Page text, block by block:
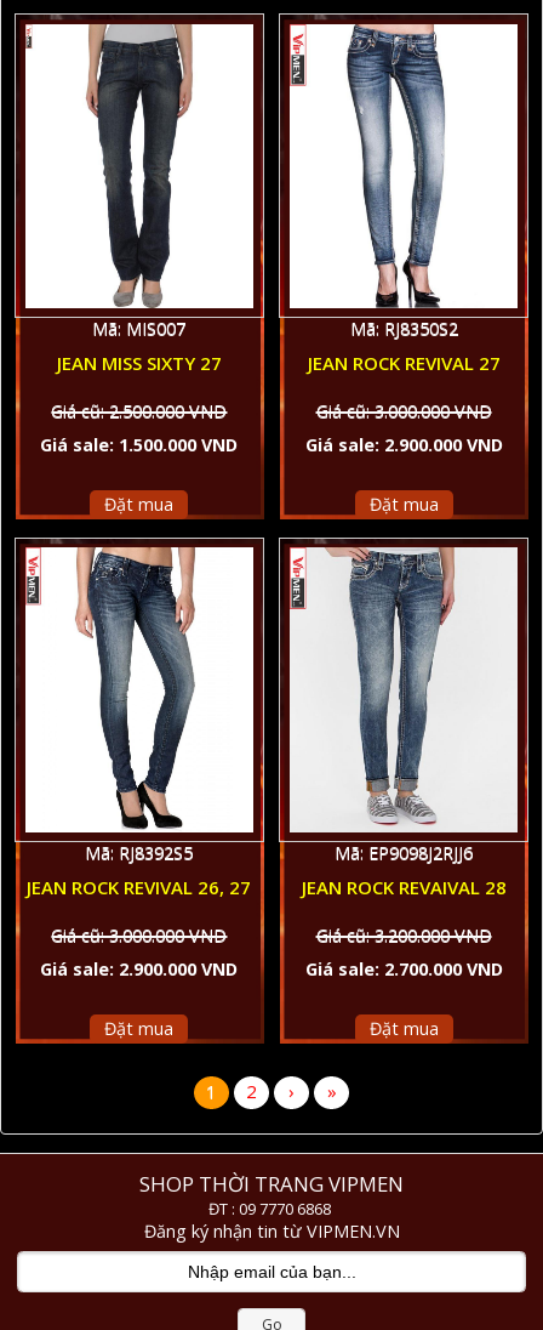
Mã: MIS007
JEAN MISS SIXTY 27
Giá cũ: 2.500.000 VND
Giá sale: 1.500.000 VND
Đặt mua
Mã: RJ8350S2
JEAN ROCK REVIVAL 27
Giá cũ: 3.000.000 VND
Giá sale: 2.900.000 VND
Đặt mua
Mã: RJ8392S5
JEAN ROCK REVIVAL 26, 27
Giá cũ: 3.000.000 VND
Giá sale: 2.900.000 VND
Đặt mua
Mã: EP9098J2RJJ6
JEAN ROCK REVAIVAL 28
Giá cũ: 3.200.000 VND
Giá sale: 2.700.000 VND
Đặt mua
1 2 › »
SHOP THỜI TRANG VIPMEN
ĐT : 09 7770 6868
Đăng ký nhận tin từ VIPMEN.VN
Go